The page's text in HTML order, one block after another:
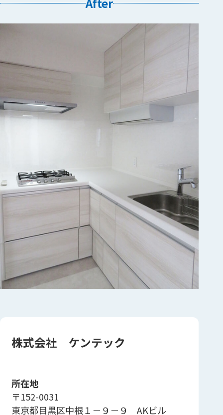
株式会社 ケンテック
所在地
〒152-0031
東京都目黒区中根１－９－９ AKビル